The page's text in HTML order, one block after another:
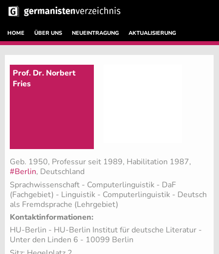
HOME ÜBER UNS NEUEINTRAGUNG AKTUALISIERUNG
Prof. Dr. Norbert
Fries
Geb. 1950, Professur seit 1989, Habilitation 1987,
#Berlin, Deutschland
Sprachwissenschaft - Computerlinguistik - DaF
(Fachgebiet) - Linguistik - Computerlinguistik - Deutsch
als Fremdsprache (Lehrgebiet)
Kontaktinformationen:
HU-Berlin - HU-Berlin Institut für deutsche Literatur -
Unter den Linden 6 - 10099 Berlin